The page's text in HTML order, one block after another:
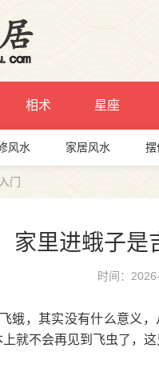
相术 星座
风水 家居风水 摆
门
家里进蛾子是
时间：
蛾，其实没有什么意义
就不会再见到飞虫了，这